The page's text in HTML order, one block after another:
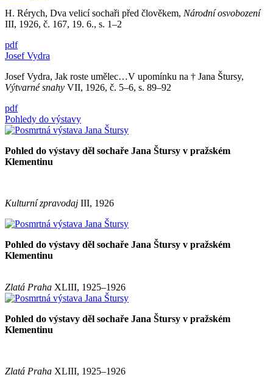
H. Rérych, Dva velicí sochaři před člověkem, Národní osvobození
III, 1926, č. 167, 19. 6., s. 1–2
pdf
Josef Vydra
Josef Vydra, Jak roste umělec…V upomínku na † Jana Štursy,
Výtvarné snahy VII, 1926, č. 5–6, s. 89–92
pdf
Pohledy do výstavy
Pohled do výstavy děl sochaře Jana Štursy v pražském
Klementinu
Kulturní zpravodaj III, 1926
Pohled do výstavy děl sochaře Jana Štursy v pražském
Klementinu
Zlatá Praha XLIII, 1925–1926
Pohled do výstavy děl sochaře Jana Štursy v pražském
Klementinu
Zlatá Praha XLIII, 1925–1926